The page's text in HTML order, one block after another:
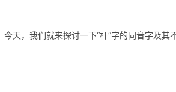
，我们就来探讨一下“杆”字的同音字及其